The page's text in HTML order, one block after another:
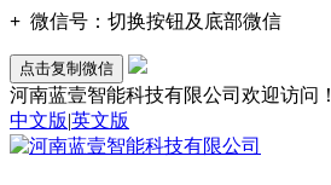
+ 微信号： 切换按钮及底部微信
点击复制微信
河南蓝壹智能科技有限公司欢迎访问！
中文版|英文版